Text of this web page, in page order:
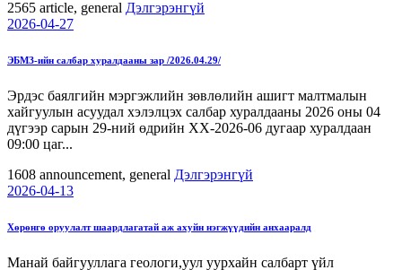
2565 article, general Дэлгэрэнгүй
2026-04-27
ЭБМЗ-ийн салбар хуралдааны зар /2026.04.29/
Эрдэс баялгийн мэргэжлийн зөвлөлийн ашигт малтмалын
хайгуулын асуудал хэлэлцэх салбар хуралдааны 2026 оны 04
дүгээр сарын 29-ний өдрийн ХХ-2026-06 дугаар хуралдаан
09:00 цаг...
1608 announcement, general Дэлгэрэнгүй
2026-04-13
Хөрөнгө оруулалт шаардлагатай аж ахуйн нэгжүүдийн анхааралд
Манай байгууллага геологи,уул уурхайн салбарт үйл